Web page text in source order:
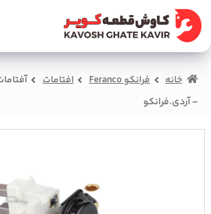
پرش
به
ناوبری
پرش
به
محتوا
صفحه اصلی
سبد خرید
درباره ما
خانه فرانکو Feranco افتامات
– آردی.فرانکو